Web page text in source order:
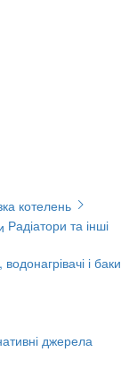
котелень
Радіатори та інші
і баки
джерела